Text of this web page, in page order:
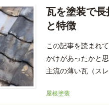
瓦を塗装で
と特徴
この記事を読まれ
かけがあったかと
主流の薄い瓦（ス
屋根塗装